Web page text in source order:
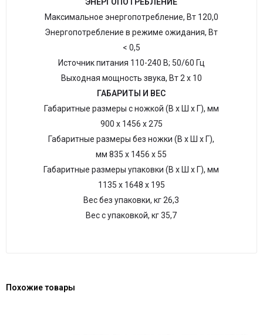
Максимальное энергопотребление, Вт 120,0
Энергопотребление в режиме ожидания, Вт
< 0,5
Источник питания 110-240 В; 50/60 Гц
Выходная мощность звука, Вт 2 x 10
ГАБАРИТЫ И ВЕС
Габаритные размеры с ножкой (В х Ш х Г), мм
900 х 1456 х 275
Габаритные размеры без ножки (В х Ш х Г),
мм 835 х 1456 х 55
Габаритные размеры упаковки (В х Ш х Г), мм
1135 х 1648 х 195
Вес без упаковки, кг 26,3
Вес с упаковкой, кг 35,7
Похожие товары